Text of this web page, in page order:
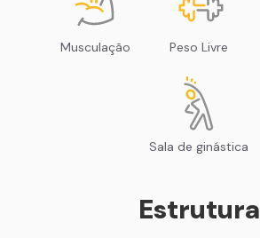
Musculação Peso Livre
Sala de ginástica
Estrutura